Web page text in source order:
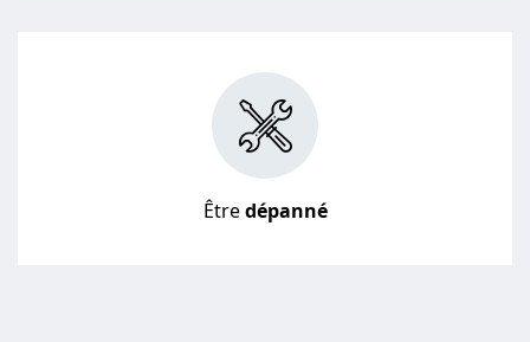
Êtredépanné